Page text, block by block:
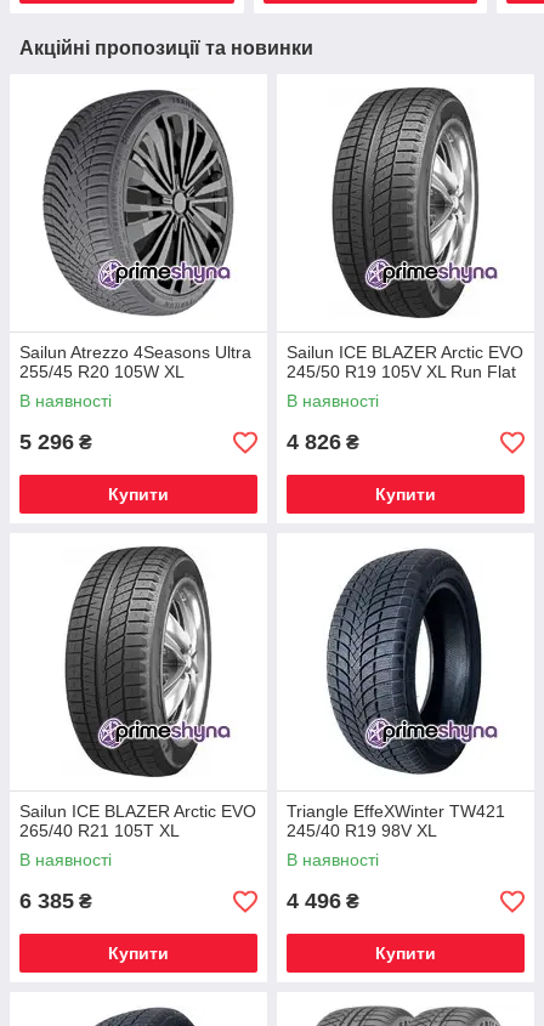
Акційні пропозиції та новинки
Sailun Atrezzo 4Seasons Ultra
255/45 R20 105W XL
В наявності
5 296 ₴
Купити
Sailun ICE BLAZER Arctic EVO
245/50 R19 105V XL Run Flat
В наявності
4 826 ₴
Купити
Sailun ICE BLAZER Arctic EVO
265/40 R21 105T XL
В наявності
6 385 ₴
Купити
Triangle EffeXWinter TW421
245/40 R19 98V XL
В наявності
4 496 ₴
Купити